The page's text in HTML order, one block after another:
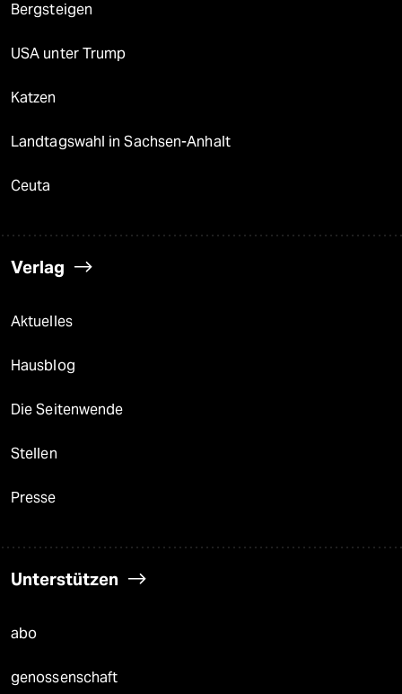
Bergsteigen
USA unter Trump
Katzen
Landtagswahl in Sachsen-Anhalt
Ceuta
Verlag
Aktuelles
Hausblog
Die Seitenwende
Stellen
Presse
Unterstützen
abo
genossenschaft